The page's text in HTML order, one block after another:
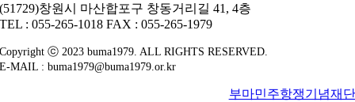
(51729)창원시 마산합포구 창동거리길 41, 4층
TEL : 055-265-1018 FAX : 055-265-1979
Copyright ⓒ 2023 buma1979. ALL RIGHTS RESERVED.
E-MAIL : buma1979@buma1979.or.kr
부마민주항쟁기념재단